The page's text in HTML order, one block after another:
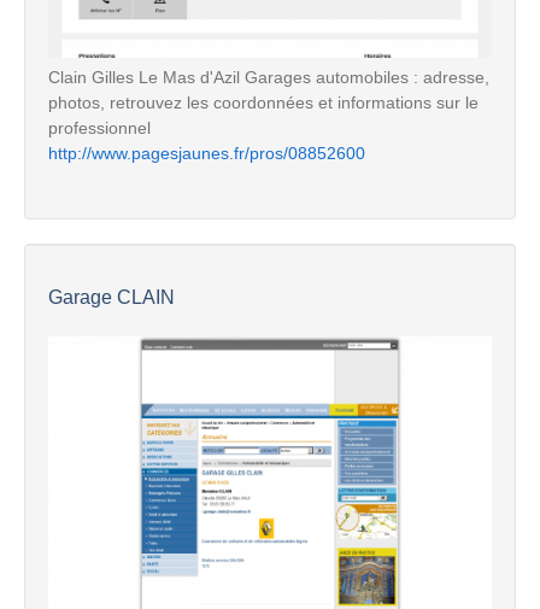
Clain Gilles Le Mas d'Azil Garages automobiles : adresse,
photos, retrouvez les coordonnées et informations sur le
professionnel
http://www.pagesjaunes.fr/pros/08852600
Garage CLAIN